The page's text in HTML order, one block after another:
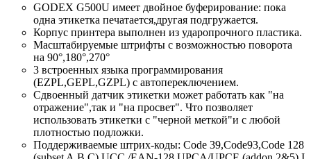
GODEX G500U имеет двойное буферирование: пока
одна этикетка печатается,другая подгружается.
Корпус принтера выполнен из ударопрочного пластика.
Масштабируемые штрифты с возможностью поворота
на 90°,180°,270°
3 встроенных языка программирования
(EZPL,GEPL,GZPL) с автопереключением.
Сдвоенный датчик этикетки может работать как "на
отражение",так и "на просвет". Что позволяет
использовать этикетки с "черной меткой"и с любой
плотностью подложки.
Поддерживаемые штрих-коды: Code 39,Code93,Code 128